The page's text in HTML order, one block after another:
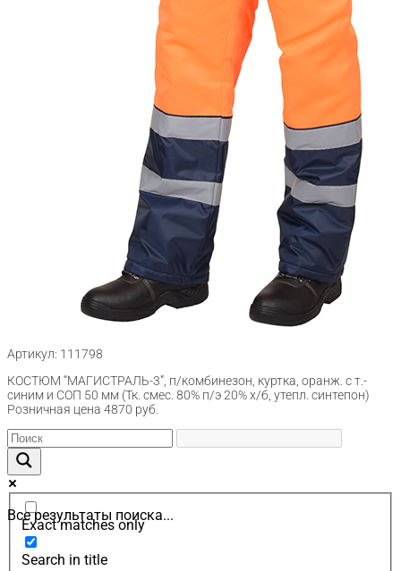
Артикул: 111798
КОСТЮМ “МАГИСТРАЛЬ-3”, п/комбинезон, куртка, оранж. с т.-
синим и СОП 50 мм (Тк. смес. 80% п/э 20% х/б, утепл. синтепон)
Розничная цена 4870 руб.
Все результаты поиска...
Exact matches only
Search in title